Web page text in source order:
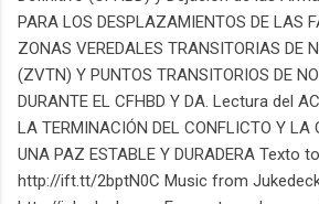
PARA LOS DESPLAZAMIENTOS DE LAS
ZONAS VEREDALES TRANSITORIAS DE
(ZVTN) Y PUNTOS TRANSITORIOS DE
DURANTE EL CFHBD Y DA. Lectura del
LA TERMINACIÓN DEL CONFLICTO Y LA
UNA PAZ ESTABLE Y DURADERA Texto
http://ift.tt/2bptN0C Music from